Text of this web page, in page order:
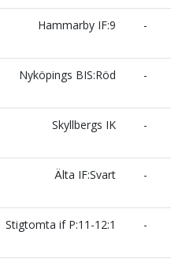
Hammarby IF:9 -
Nyköpings BIS:Röd -
Skyllbergs IK -
Älta IF:Svart -
Stigtomta if P:11-12:1 -